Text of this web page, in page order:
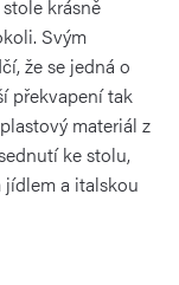
krásně
Svým
že se jedná o
překvapení tak
materiál z
ke stolu,
a italskou